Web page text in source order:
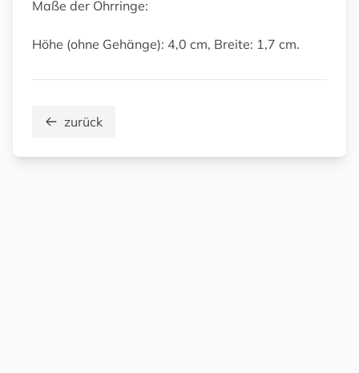
Maße der Ohrringe:
Höhe (ohne Gehänge): 4,0 cm, Breite: 1,7 cm.
zurück